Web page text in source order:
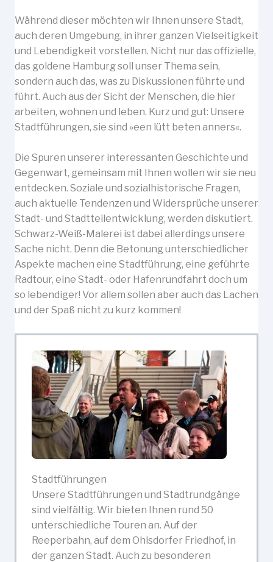
Während dieser möchten wir Ihnen unsere Stadt,
auch deren Umgebung, in ihrer ganzen Vielseitigkeit
und Lebendigkeit vorstellen. Nicht nur das offizielle,
das goldene Hamburg soll unser Thema sein,
sondern auch das, was zu Diskussionen führte und
führt. Auch aus der Sicht der Menschen, die hier
arbeiten, wohnen und leben. Kurz und gut: Unsere
Stadtführungen, sie sind »een lütt beten anners«.
Die Spuren unserer interessanten Geschichte und
Gegenwart, gemeinsam mit Ihnen wollen wir sie neu
entdecken. Soziale und sozialhistorische Fragen,
auch aktuelle Tendenzen und Widersprüche unserer
Stadt- und Stadtteilentwicklung, werden diskutiert.
Schwarz-Weiß-Malerei ist dabei allerdings unsere
Sache nicht. Denn die Betonung unterschiedlicher
Aspekte machen eine Stadtführung, eine geführte
Radtour, eine Stadt- oder Hafenrundfahrt doch um
so lebendiger! Vor allem sollen aber auch das Lachen
und der Spaß nicht zu kurz kommen!
Stadtführungen
Unsere Stadtführungen und Stadtrundgänge
sind vielfältig. Wir bieten Ihnen rund 50
unterschiedliche Touren an. Auf der
Reeperbahn, auf dem Ohlsdorfer Friedhof, in
der ganzen Stadt. Auch zu besonderen